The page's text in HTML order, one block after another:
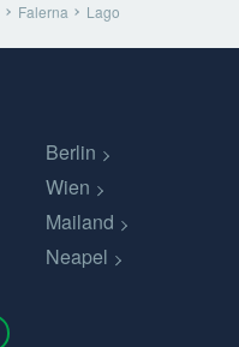
Falerna Lago
Berlin
Wien
Mailand
Neapel